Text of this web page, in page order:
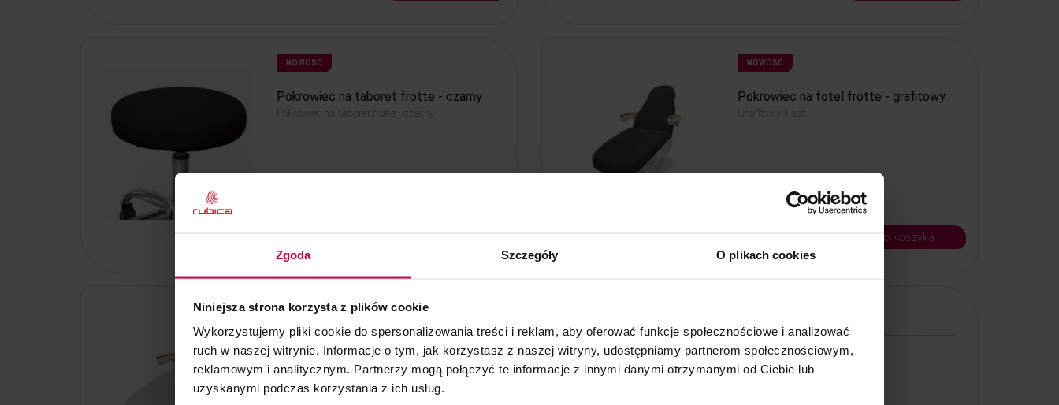
Zgoda Szczegóły O plikach cookies
Niniejsza strona korzysta z plików cookie
Wykorzystujemy pliki cookie do spersonalizowania treści i reklam, aby oferować funkcje społecznościowe i analizować
ruch w naszej witrynie. Informacje o tym, jak korzystasz z naszej witryny, udostępniamy partnerom społecznościowym,
reklamowym i analitycznym. Partnerzy mogą połączyć te informacje z innymi danymi otrzymanymi od Ciebie lub
uzyskanymi podczas korzystania z ich usług.
NOWOŚĆ
Pokrowiec na taboret frotte - czarny
Pokrowiec na taboret frotte - czarny
NOWOŚĆ
Pokrowiec na fotel frotte - grafitowy
Grafitowy 1 szt.
33, - zł
do koszyka
Pokrowiec na fotel frotte Pokrowiec na fotel frotte